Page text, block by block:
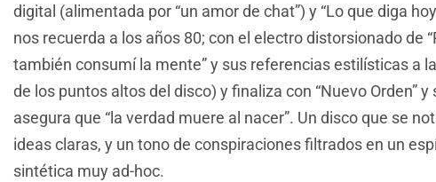
digital (alimentada por “un amor de chat”) y “Lo que diga
nos recuerda a los años 80; con el electro distorsionado de
también consumí la mente” y sus referencias estilísticas a
de los puntos altos del disco) y finaliza con “Nuevo Orden”
asegura que “la verdad muere al nacer”. Un disco que se
ideas claras, y un tono de conspiraciones filtrados en un
sintética muy ad-hoc.